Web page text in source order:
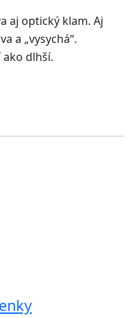
aj optický klam. Aj
a „vysychá“.
dlhší.